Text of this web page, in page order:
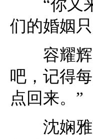
“你又来
们的婚姻
容耀辉
吧，记得
点回来。”
沈娴雅